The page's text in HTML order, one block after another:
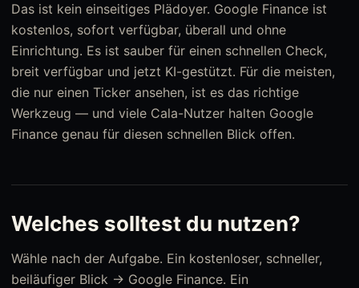
Das ist kein einseitiges Plädoyer. Google Finance ist
kostenlos, sofort verfügbar, überall und ohne
Einrichtung. Es ist sauber für einen schnellen Check,
breit verfügbar und jetzt KI-gestützt. Für die meisten,
die nur einen Ticker ansehen, ist es das richtige
Werkzeug — und viele Cala-Nutzer halten Google
Finance genau für diesen schnellen Blick offen.
Welches solltest du nutzen?
Wähle nach der Aufgabe. Ein kostenloser, schneller,
beiläufiger Blick → Google Finance. Ein